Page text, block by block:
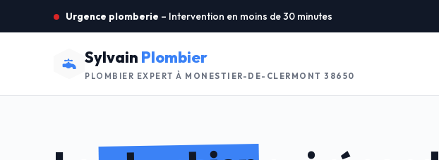
Urgence plomberie – Intervention en moins de 30 minutes
Sylvain Plombier
PLOMBIER EXPERT À MONESTIER-DE-CLERMONT 38650